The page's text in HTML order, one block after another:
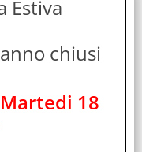
INSTANT
Estiva
chiusi
18